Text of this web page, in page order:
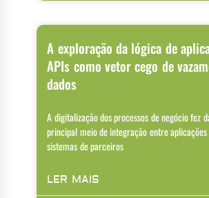
A exploração da lógica de
APIs como vetor cego de
dados
A digitalização dos processos de negócio fez
principal meio de integração entre
sistemas de parceiros
LER MAIS